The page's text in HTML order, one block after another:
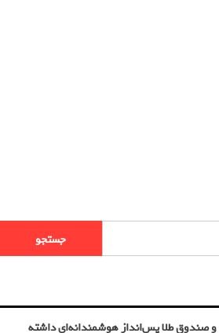
صندوق طلا پس‌انداز هوشمندانه‌ای داشته